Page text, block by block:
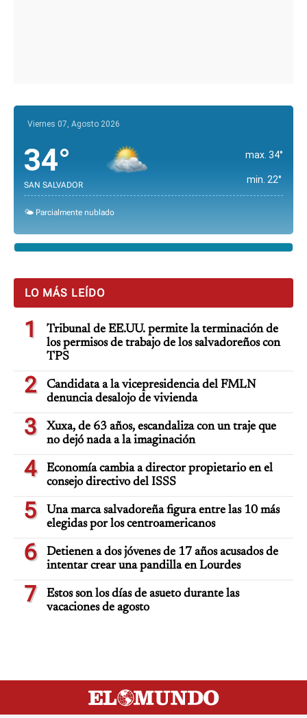
Viernes 07, Agosto 2026
34°
SAN SALVADOR
max. 34°
min. 22°
🌤️ Parcialmente nublado
LO MÁS LEÍDO
1
Tribunal de EE.UU. permite la terminación de
los permisos de trabajo de los salvadoreños con
TPS
2
Candidata a la vicepresidencia del FMLN
denuncia desalojo de vivienda
3
Xuxa, de 63 años, escandaliza con un traje que
no dejó nada a la imaginación
4
Economía cambia a director propietario en el
consejo directivo del ISSS
5
Una marca salvadoreña figura entre las 10 más
elegidas por los centroamericanos
6
Detienen a dos jóvenes de 17 años acusados de
intentar crear una pandilla en Lourdes
7
Estos son los días de asueto durante las
vacaciones de agosto